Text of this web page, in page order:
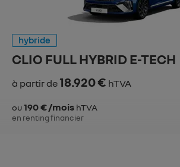
hybride
CLIO FULL HYBRID E-TECH
à partir de18.920 € hTVA
ou190 € /mois hTVA
en renting financier